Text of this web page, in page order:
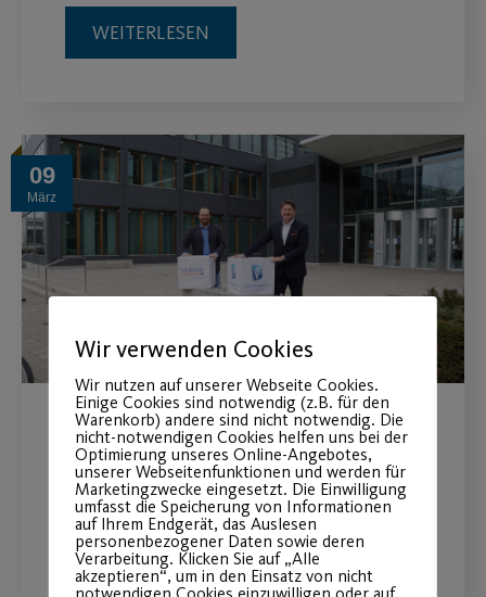
WEITERLESEN
09
März
VR Bank Nürnberg und Post
SV Nürnberg verlängern das
Hauptsponsoring vorzeitig
bis 2024
Wir verwenden Cookies
Wir nutzen auf unserer Webseite Cookies.
Einige Cookies sind notwendig (z.B. für den
Warenkorb) andere sind nicht notwendig. Die
nicht-notwendigen Cookies helfen uns bei der
Optimierung unseres Online-Angebotes,
unserer Webseitenfunktionen und werden für
Marketingzwecke eingesetzt. Die Einwilligung
umfasst die Speicherung von Informationen
auf Ihrem Endgerät, das Auslesen
personenbezogener Daten sowie deren
Verarbeitung. Klicken Sie auf „Alle
akzeptieren“, um in den Einsatz von nicht